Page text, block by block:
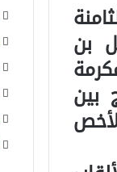
بن
بين